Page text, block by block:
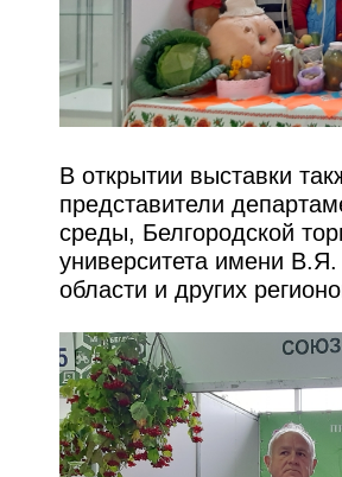
В открытии выставки
представители
среды, Белгородской
университета имени В.Я.
области и других